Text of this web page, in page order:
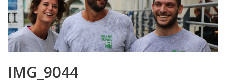
IMG_9044